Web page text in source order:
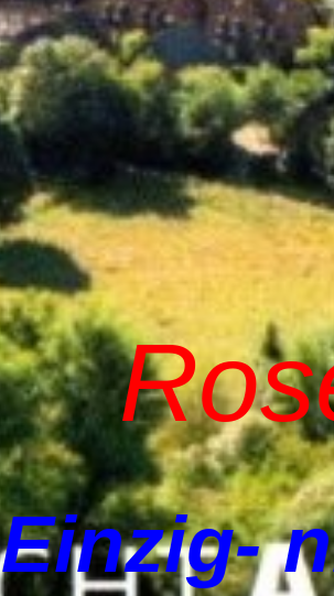
Einzig-